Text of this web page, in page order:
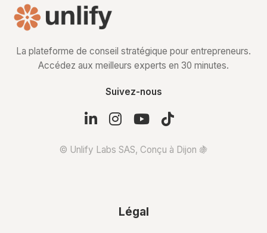
La plateforme de conseil stratégique pour entrepreneurs.
Accédez aux meilleurs experts en 30 minutes.
Suivez-nous
© Unlify Labs SAS, Conçu à Dijon 🍇
Légal